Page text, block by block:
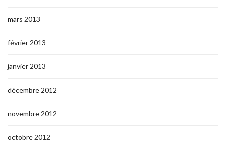
mars 2013
février 2013
janvier 2013
décembre 2012
novembre 2012
octobre 2012